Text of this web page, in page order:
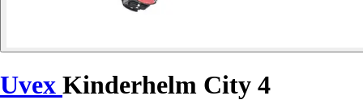
Uvex Kinderhelm City 4